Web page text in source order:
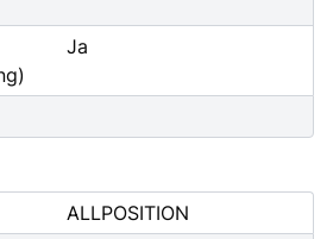
Ja
ALLPOSITION